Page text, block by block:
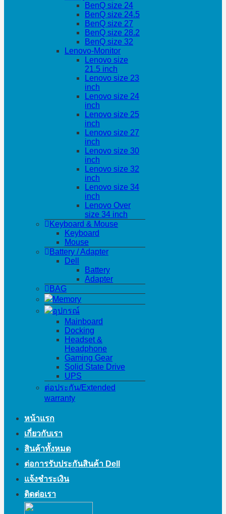
BenQ size 24
BenQ size 24.5
BenQ size 27
BenQ size 28.2
BenQ size 32
Lenovo-Monitor
Lenovo size
21.5 inch
Lenovo size 23
inch
Lenovo size 24
inch
Lenovo size 25
inch
Lenovo size 27
inch
Lenovo size 30
inch
Lenovo size 32
inch
Lenovo size 34
inch
Lenovo Over
size 34 inch
Keyboard & Mouse
Keyboard
Mouse
Battery / Adapter
Dell
Battery
Adapter
BAG
Memory
อุปกรณ์
Mainboard
Docking
Headset &
Headphone
Gaming Gear
Solid State Drive
UPS
ต่อประกัน/Extended
warranty
หน้าแรก
เกี่ยวกับเรา
สินค้าทั้งหมด
ต่อการรับประกันสินค้า Dell
แจ้งชำระเงิน
ติดต่อเรา